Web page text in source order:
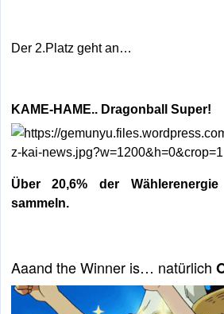
Der 2.Platz geht an…
KAME-HAME.. Dragonball Super!
Über 20,6% der
sammeln.
Aaand the Winner is… natürlich